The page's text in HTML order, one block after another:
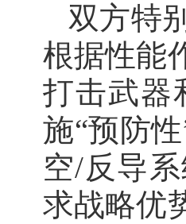
双方特
根据性能
打击武器
施“预防
空/反导
求战略优